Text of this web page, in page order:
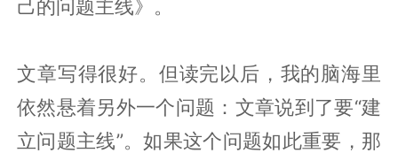
己的问题主线》。
文章写得很好。但读完以后，我的脑海里
依然悬着另外一个问题：文章说到了要“建
立问题主线”。如果这个问题如此重要，那